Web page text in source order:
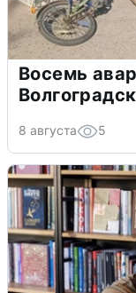
Восемь
8 августа 5